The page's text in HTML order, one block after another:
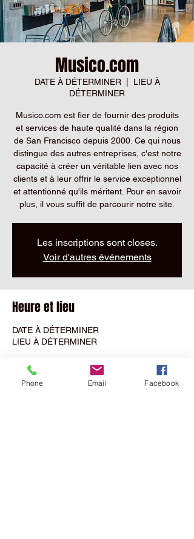
Musico.com
DATE À DÉTERMINER
  |
LIEU À
DÉTERMINER
Musico.com est fier de fournir des produits
et services de haute qualité dans la région
de San Francisco depuis 2000. Ce qui nous
distingue des autres entreprises, c'est notre
capacité à créer un véritable lien avec nos
clients et à leur offrir le service exceptionnel
et attentionné qu'ils méritent. Pour en savoir
plus, il vous suffit de parcourir notre site.
Les inscriptions sont closes.
Voir d'autres événements
Heure et lieu
DATE À DÉTERMINER
LIEU À DÉTERMINER
Partager cet événement
Phone Email Facebook